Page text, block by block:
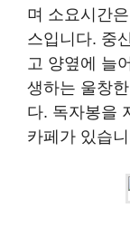
며 소요시간
스입니다. 중
고 양옆에 늘
생하는 울창
다. 독자봉을
카페가 있습